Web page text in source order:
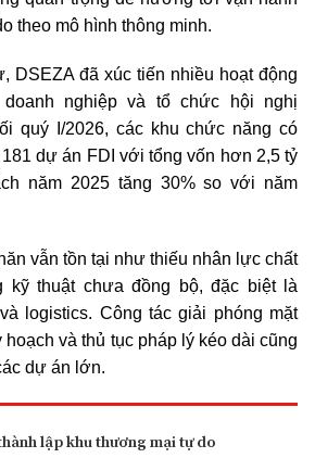
theo mô hình thông minh.
DSEZA đã xúc tiến nhiều hoạt động
nghiệp và tổ chức hội nghị
quý I/2026, các khu chức năng có
dự án FDI với tổng vốn hơn 2,5 tỷ
năm 2025 tăng 30% so với năm
vẫn tồn tại như thiếu nhân lực chất
kỹ thuật chưa đồng bộ, đặc biệt là
logistics. Công tác giải phóng mặt
hoạch và thủ tục pháp lý kéo dài cũng
dự án lớn.
lập khu thương mại tự do